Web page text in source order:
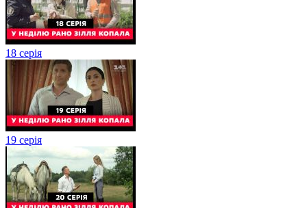
18 серія
19 серія